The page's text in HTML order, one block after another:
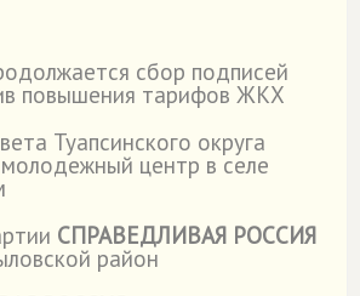
сбор подписей
повышения тарифов ЖКХ
Туапсинского округа
центр в селе
СПРАВЕДЛИВАЯ РОССИЯ
район